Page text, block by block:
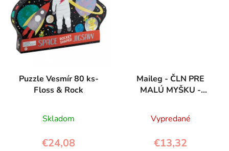
Puzzle Vesmír 80 ks-
Floss & Rock
Skladom
€24,08
Maileg - ČLN PRE
MALÚ MYŠKU -
Vypredané
€13,32